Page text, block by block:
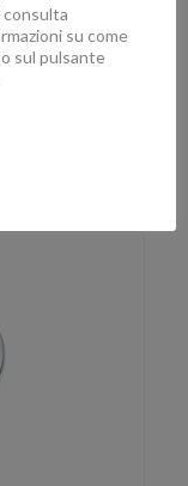
consulta
su come
sul pulsante